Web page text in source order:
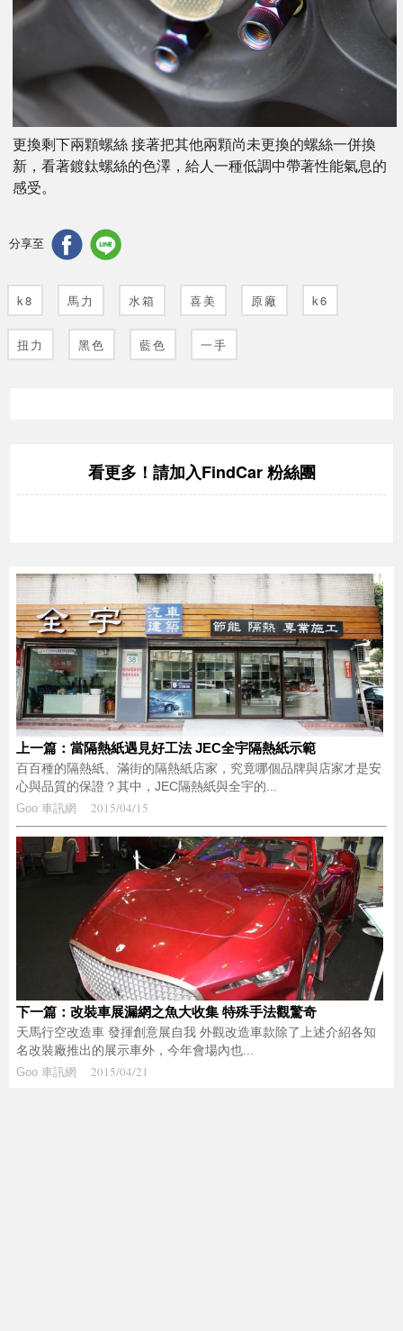
更換剩下兩顆螺絲 接著把其他兩顆尚未更換的螺絲一併換
新，看著鍍鈦螺絲的色澤，給人一種低調中帶著性能氣息的
感受。
分享至
k8 馬力 水箱 喜美 原廠 k6
扭力 黑色 藍色 一手
看更多！請加入FindCar 粉絲團
上一篇：當隔熱紙遇見好工法 JEC全宇隔熱紙示範
百百種的隔熱紙、滿街的隔熱紙店家，究竟哪個品牌與店家才是安
心與品質的保證？其中，JEC隔熱紙與全宇的...
Goo 車訊網 2015/04/15
下一篇：改裝車展漏網之魚大收集 特殊手法觀驚奇
天馬行空改造車 發揮創意展自我 外觀改造車款除了上述介紹各知
名改裝廠推出的展示車外，今年會場內也...
Goo 車訊網 2015/04/21